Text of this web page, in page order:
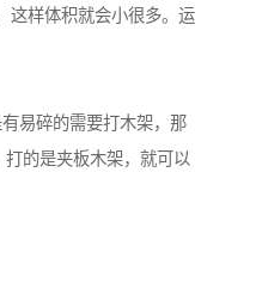
的是夹板木架，就可以